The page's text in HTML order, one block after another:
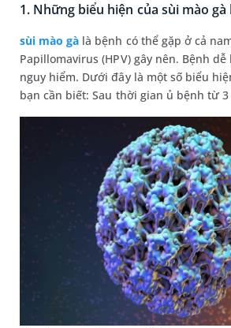
1. Những biểu hiện của sùi mào gà
sùi mào gà là bệnh có thể gặp ở cả
Papillomavirus (HPV) gây nên. Bệnh
nguy hiểm. Dưới đây là một số biểu
bạn cần biết: Sau thời gian ủ bệnh từ